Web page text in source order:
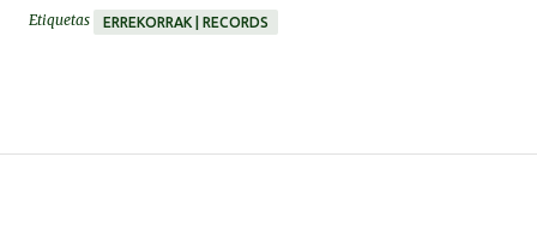
Etiquetas ERREKORRAK | RECORDS